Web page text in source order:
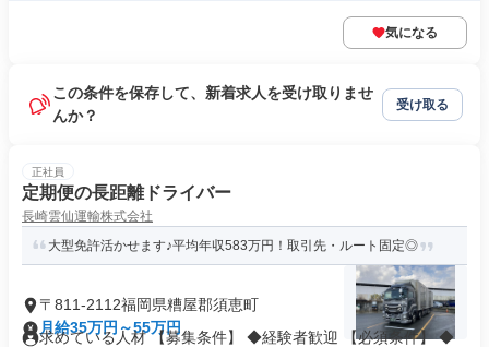
気になる
この条件を保存して、新着求人を受け取りませ
んか？
受け取る
正社員
定期便の長距離ドライバー
長崎雲仙運輸株式会社
大型免許活かせます♪平均年収583万円！取引先・ルート固定◎
〒811-2112福岡県糟屋郡須恵町
月給35万円～55万円
求めている人材 【募集条件】 ◆経験者歓迎 【必須条件】 ◆